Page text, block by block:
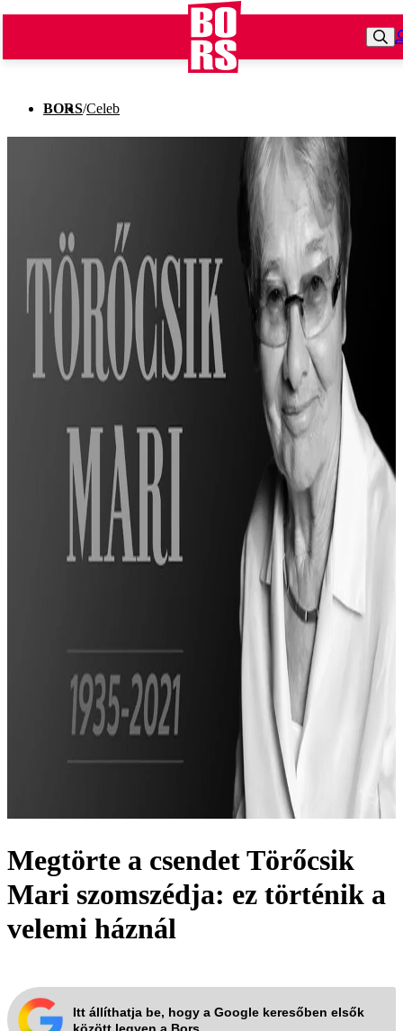
BORS/Celeb
Megtörte a csendet Törőcsik
Mari szomszédja: ez történik a
velemi háznál
Itt állíthatja be, hogy a Google keresőben elsők
között legyen a Bors